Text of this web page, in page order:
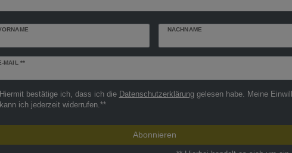
NACHNAME
MAIL **
Hiermit bestätige ich, dass ich die Daten­schutz­erklärunggelesen habe. Meine
kann ich jederzeit widerrufen.**
Abonnieren